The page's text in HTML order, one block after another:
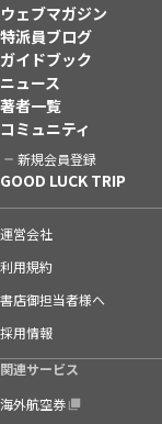
ウェブマガジン
特派員ブログ
ガイドブック
ニュース
著者一覧
コミュニティ
新規会員登録
GOOD LUCK TRIP
運営会社
利用規約
書店御担当者様へ
採用情報
関連サービス
海外航空券